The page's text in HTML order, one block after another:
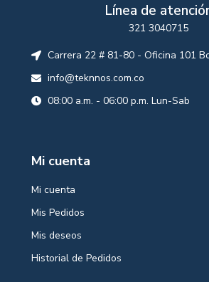
Línea de
321 3040715
Carrera 22 # 81-80 - Oficina 101
info@teknnos.com.co
08:00 a.m. - 06:00 p.m. Lun-Sab
Mi cuenta
Mi cuenta
Mis Pedidos
Mis deseos
Historial de Pedidos